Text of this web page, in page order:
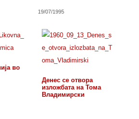
19/07/1995
во
Денес се отвора
изложбата на Тома
Владимирски